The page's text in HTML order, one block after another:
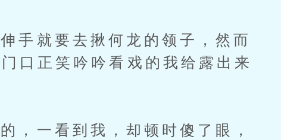
就要去揪何龙的领子，然而
口正笑吟吟看戏的我给露出来
一看到我，却顿时傻了眼，